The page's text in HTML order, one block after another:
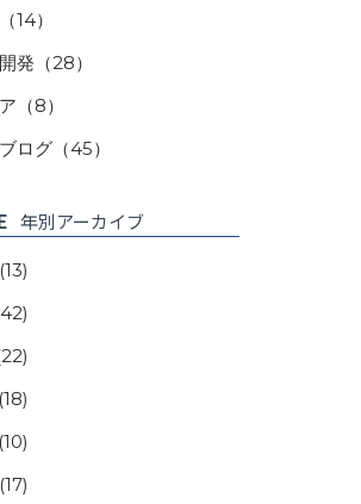
（14）
発 （28）
（8）
ログ（45）
年別アーカイブ
(13)
(18)
(10)
(17)